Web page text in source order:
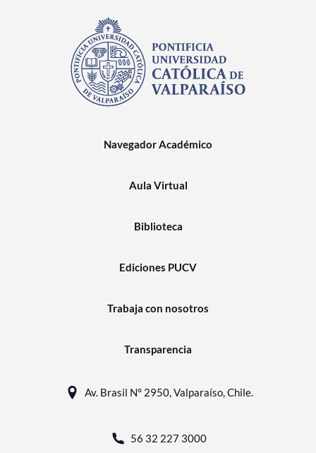
Navegador Académico
Aula Virtual
Biblioteca
Ediciones PUCV
Trabaja con nosotros
Transparencia
Av. Brasil N° 2950, Valparaíso, Chile.
56 32 227 3000